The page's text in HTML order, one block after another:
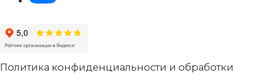
Политика конфиденциальности и обработки